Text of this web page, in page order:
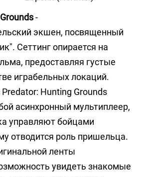
-
экшен, посвященный
Сеттинг опирается на
предоставляя густые
играбельных локаций.
Hunting Grounds
асинхронный мультиплеер,
управляют бойцами
отводится роль пришельца.
ленты
увидеть знакомые